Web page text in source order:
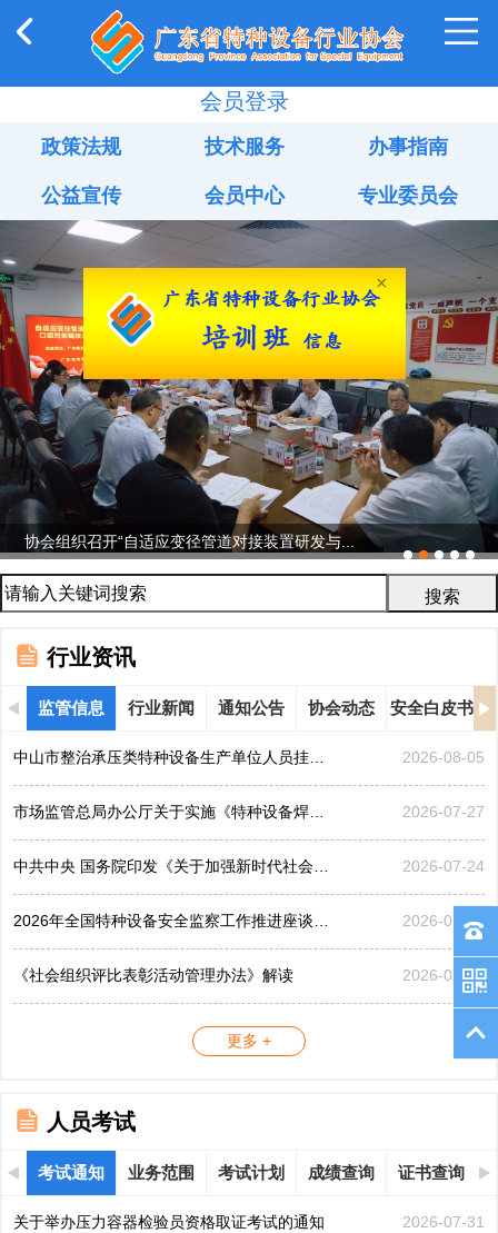
会员登录
政策法规 技术服务 办事指南
公益宣传 会员中心 专业委员会
协会组织召开“自适应变径管道对接装置研发与...
行业资讯
监管信息 行业新闻 通知公告 协会动态 安全白皮书
中山市整治承压类特种设备生产单位人员挂靠、临时凑岗、... 2026-08-05
市场监管总局办公厅关于实施《特种设备焊接操作人员考核... 2026-07-27
中共中央 国务院印发《关于加强新时代社会工作的意见》 2026-07-24
2026年全国特种设备安全监察工作推进座谈会在黑龙江哈... 2026-07-21
《社会组织评比表彰活动管理办法》解读 2026-07-17
更多 +
人员考试
考试通知 业务范围 考试计划 成绩查询 证书查询
关于举办压力容器检验员资格取证考试的通知 2026-07-31
×